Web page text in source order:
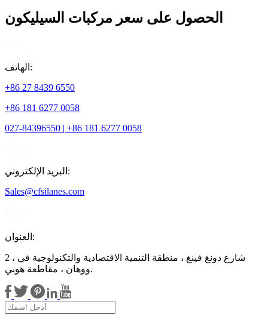
الحصول على سعر مركبات السيليكون
الهاتف:
+86 27 8439 6550
+86 181 6277 0058
027-84396550 | +86 181 6277 0058
البريد الإلكتروني:
Sales@cfsilanes.com
العنوان:
2 ، شارع دونغ فينغ ، منطقة التنمية الاقتصادية والتكنولوجية في
ووهان ، مقاطعة هوبي.